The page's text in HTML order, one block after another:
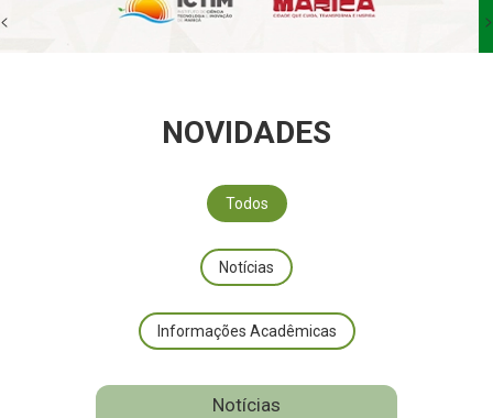
< >
NOVIDADES
Todos
Notícias
Informações Acadêmicas
Notícias